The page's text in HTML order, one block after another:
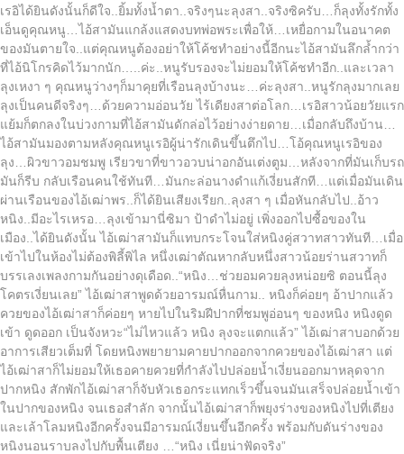
เรอิได้ยินดังนั้นก็ดีใจ..ยิ้มทั้งน้ำตา..จริงๆนะลุงสา..จริงซิครับ…ก็ลุงทั้งรักทั้ง
เอ็นดูคุณหนู…ไอ้สามันแกล้งแสดงบทพ่อพระเพื่อให้…เหยื่อกามในอนาคต
ของมันตายใจ..แต่คุณหนูต้องอย่าให้โค้ชทำอย่างนี้อีกนะไอ้สามันลึกล้ำกว่า
ที่ไอ้นิโกรคิดไว้มากนัก…..ค่ะ..หนูรับรองจะไม่ยอมให้โค้ชทำอีก..และเวลา
ลุงเหงา ๆ คุณหนูว่างๆก็มาคุยที่เรือนลุงบ้างนะ…ค่ะลุงสา..หนูรักลุงมากเลย
ลุงเป็นคนดีจริงๆ…ด้วยความอ่อนวัย ไร้เดียงสาต่อโลก…เรอิสาวน้อยวัยแรก
แย้มก็ตกลงในบ่วงกามที่ไอ้สามันดักล่อไว้อย่างง่ายดาย…เมื่อกลับถึงบ้าน…
ไอ้สามันมองตามหลังคุณหนูเรอิผู้น่ารักเดินขึ้นตึกไป…โอ้คุณหนูเรอิของ
ลุง…ผิวขาวอมชมพู เรียวขาที่ขาวอวบน่าอกอันเต่งตูม…หลังจากที่มันเก็บรถ
มันก็รีบ กลับเรือนคนใช้ทันที…มันกะล่อนางดำแก้เงี่ยนสักที…แต่เมื่อมันเดิน
ผ่านเรือนของไอ้เฒ่าพร..ก็ได้ยินเสียงเรียก..ลุงสา ๆ เมื่อหันกลับไป..อ้าว
หนิง..มีอะไรเหรอ…ลุงเข้ามานี่ซิมา ป้าดำไม่อยู่ เพิ่งออกไปซื้อของใน
เมือง..ได้ยินดังนั้น ไอ้เฒ่าสามันก็แทบกระโจนใส่หนิงคู่สวาทสาวทันที…เมื่อ
เข้าไปในห้องไม่ต้องพิลี้พิไล หนึ่งเฒ่าตัณหากลับหนึ่งสาวน้อยร่านสวาทก็
บรรเลงเพลงกามกันอย่างดุเดือด..“หนิง…ช่วยอมควยลุงหน่อยซิ ตอนนี้ลุง
โคตรเงี่ยนเลย” ไอ้เฒ่าสาพูดด้วยอารมณ์หื่นกาม.. หนิงก็ค่อยๆ อ้าปากแล้ว
ควยของไอ้เฒ่าสาก็ค่อยๆ หายไปในริมฝีปากที่ชมพูอ่อนๆ ของหนิง หนิงดูด
เข้า ดูดออก เป็นจังหวะ“ไม่ไหวแล้ว หนิง ลุงจะแตกแล้ว” ไอ้เฒ่าสาบอกด้วย
อาการเสียวเต็มที่ โดยหนิงพยายามคายปากออกจากควยของไอ้เฒ่าสา แต่
ไอ้เฒ่าสาก็ไม่ยอมให้เธอคายควยที่กำลังไปปล่อยน้ำเงี่ยนออกมาหลุดจาก
ปากหนิง สักพักไอ้เฒ่าสาก็จับหัวเธอกระแทกเร็วขึ้นจนมันเสร็จปล่อยน้ำเข้า
ในปากของหนิง จนเธอสำลัก จากนั้นไอ้เฒ่าสาก็พยุงร่างของหนิงไปที่เตียง
และเล้าโลมหนิงอีกครั้งจนมีอารมณ์เงี่ยนขึ้นอีกครั้ง พร้อมกับดันร่างของ
หนิงนอนราบลงไปกับพื้นเตียง …“หนิง เนี่ยน่าฟัดจริง”